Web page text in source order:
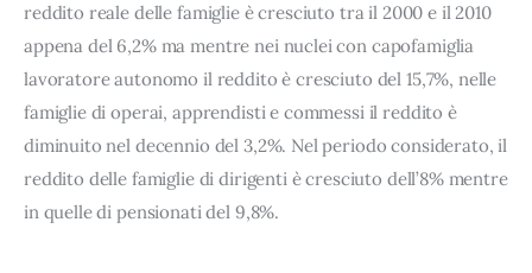
reddito reale delle famiglie è cresciuto tra il 2000 e il 2010
appena del 6,2% ma mentre nei nuclei con capofamiglia
lavoratore autonomo il reddito è cresciuto del 15,7%, nelle
famiglie di operai, apprendisti e commessi il reddito è
diminuito nel decennio del 3,2%. Nel periodo considerato, il
reddito delle famiglie di dirigenti è cresciuto dell’8% mentre
in quelle di pensionati del 9,8%.